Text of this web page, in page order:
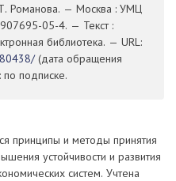
Романова. — Москва : УМЦ
05-4. — Текст :
библиотека. — URL:
(дата обращения
подписке.
принципы и методы принятия
устойчивости и развития
систем. Учтена